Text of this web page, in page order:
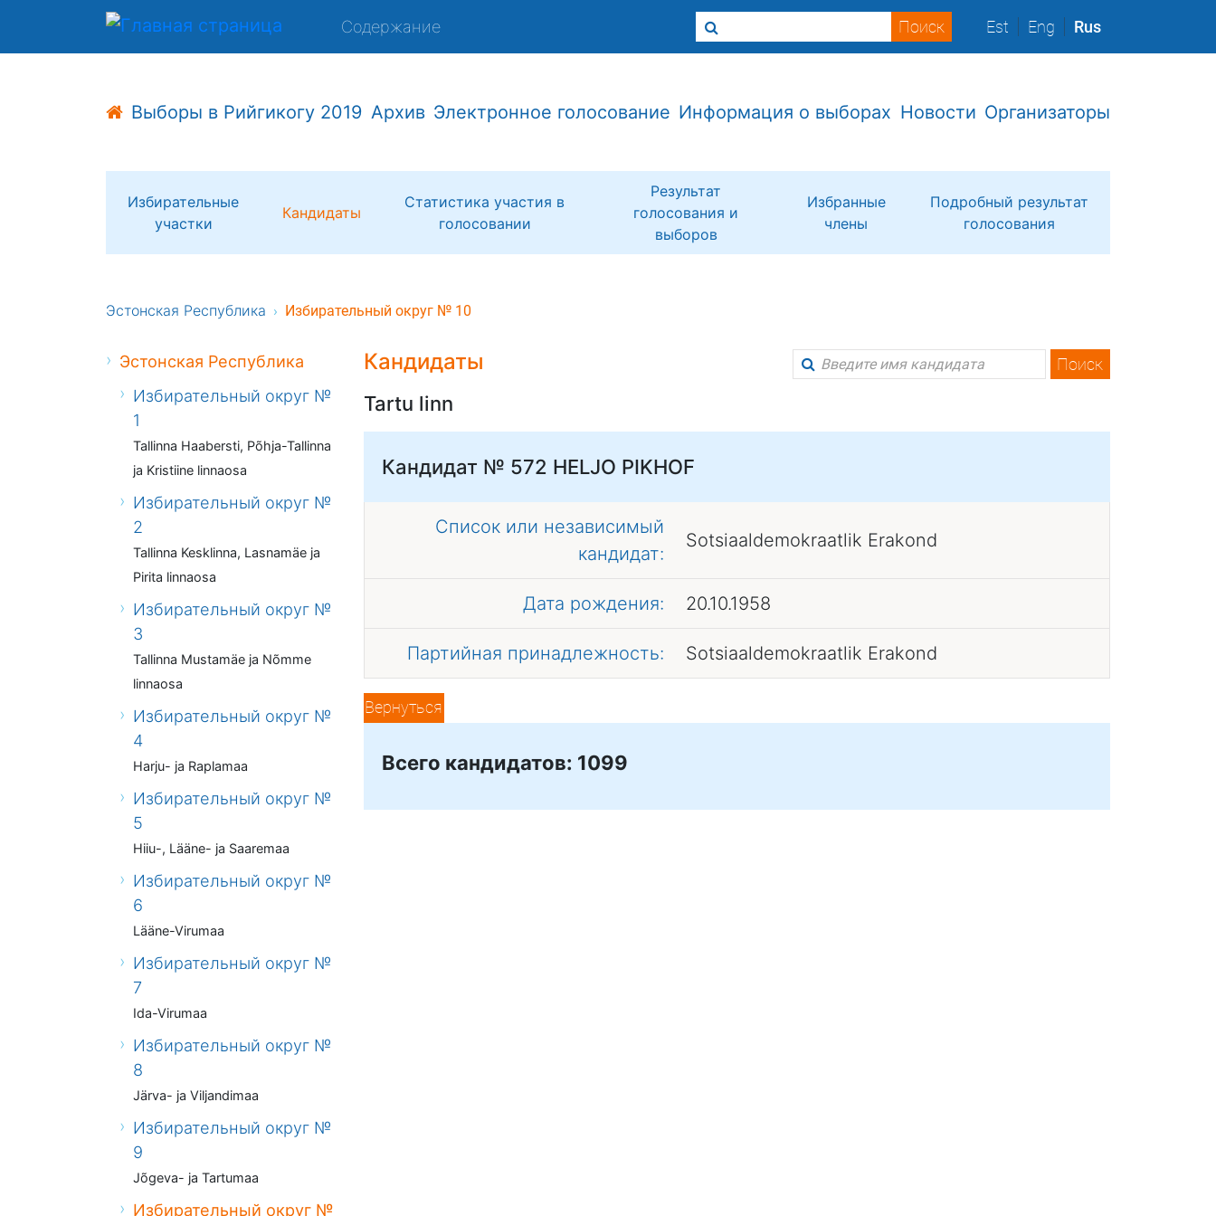
Содержание Est Eng Rus
Выборы в Рийгикогу 2019 Архив Электронное голосование Информация о выборах Новости Организаторы
Избирательные
участки
Кандидаты
Статистика участия в
голосовании
Результат
голосования и
выборов
Избранные
члены
Подробный результат
голосования
Эстонская Республика Избирательный округ № 10
Эстонская Республика
Избирательный округ №
1
Tallinna Haabersti, Põhja-Tallinna
ja Kristiine linnaosa
Избирательный округ №
2
Tallinna Kesklinna, Lasnamäe ja
Pirita linnaosa
Избирательный округ №
3
Tallinna Mustamäe ja Nõmme
linnaosa
Избирательный округ №
4
Harju- ja Raplamaa
Избирательный округ №
5
Hiiu-, Lääne- ja Saaremaa
Избирательный округ №
6
Lääne-Virumaa
Избирательный округ №
7
Ida-Virumaa
Избирательный округ №
8
Järva- ja Viljandimaa
Избирательный округ №
9
Jõgeva- ja Tartumaa
Избирательный округ №
Кандидаты Поиск
Tartu linn
Кандидат № 572 HELJO PIKHOF
Список или независимый
кандидат:
Sotsiaaldemokraatlik Erakond
Дата рождения: 20.10.1958
Партийная принадлежность: Sotsiaaldemokraatlik Erakond
Вернуться
Всего кандидатов: 1099